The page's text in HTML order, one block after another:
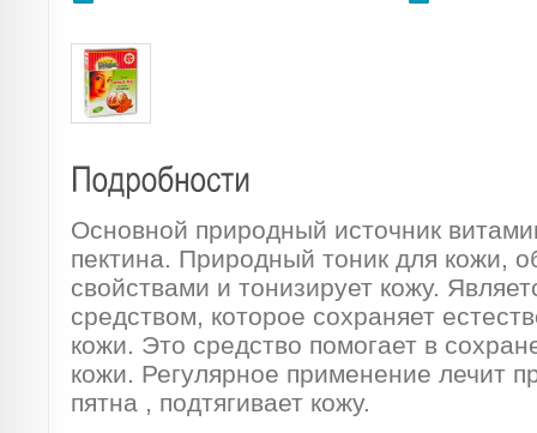
Основной природный источник
пектина. Природный тоник для кожи,
свойствами и тонизирует кожу.
средством, которое сохраняет
кожи. Это средство помогает в
кожи. Регулярное применение лечит
пятна , подтягивает кожу.